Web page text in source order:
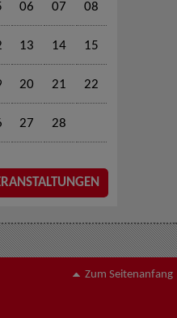
06 07 08
13 14 15
20 21 22
27 28
Zum Seitenanfang